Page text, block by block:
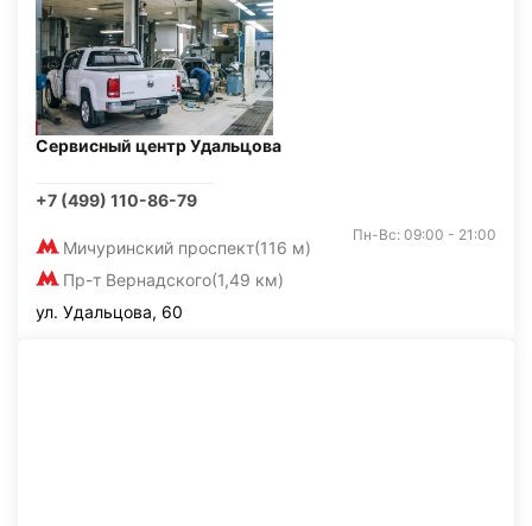
Сервисный центр Удальцова
+7 (499) 110-86-79
Мичуринский проспект(116 м)
Пр-т Вернадского(1,49 км)
Пн-Вс: 09:00 - 21:00
ул. Удальцова, 60